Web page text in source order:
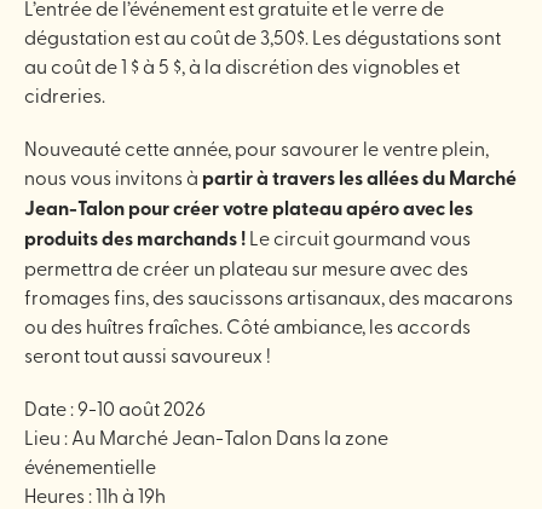
L’entrée de l’événement est gratuite et le verre de
dégustation est au coût de 3,50$. Les dégustations sont
au coût de 1 $ à 5 $, à la discrétion des vignobles et
cidreries.
Nouveauté cette année, pour savourer le ventre plein,
nous vous invitons à partir à travers les allées du Marché
Jean-Talon pour créer votre plateau apéro avec les
produits des marchands !Le circuit gourmand vous
permettra de créer un plateau sur mesure avec des
fromages fins, des saucissons artisanaux, des macarons
ou des huîtres fraîches. Côté ambiance, les accords
seront tout aussi savoureux !
Date : 9-10 août 2026
Lieu : Au Marché Jean-Talon Dans la zone
événementielle
Heures : 11h à 19h